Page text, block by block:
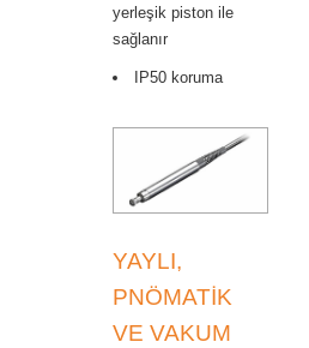
yerleşik piston ile
sağlanır
IP50 koruma
YAYLI,
PNÖMATİK
VE VAKUM